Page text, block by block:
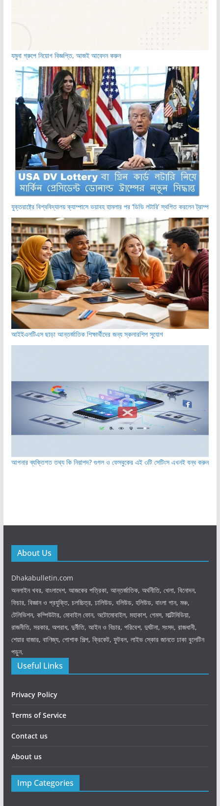
যমুনা গ্রুপে নিয়োগ বিজ্ঞপ্তি, আজই আবেদন করুন
যুক্তরাষ্ট্রে বিশ্ববিদ্যালয় ক্যাম্পাসে ভয়াবহ হামলার পর ‘ডিভি লটারি’ স্থগিত করলেন ট্রাম্প
আইইএলটিএস ছাড়া আন্তর্জাতিক শিক্ষার্থীদের জন্য স্কলারশিপ সুযোগ
আপনার ব্যক্তিগত তথ্য কি নিরাপদ? গুগল ও ফেসবুকের এই ৩টি সেটিংস এখনই বন্ধ করুন
About Us
Dhakabulletin.com
অনলাইন খবর, বাংলাদেশ, আজকের পত্রিকা, আন্তর্জাতিক, অর্থনীতি, খেলা, বিনোদন,
ফিচার, বিজ্ঞান ও প্রযুক্তি, চলচ্চিত্র, ঢালিউড, বলিউড, হলিউড, বাংলা গান, মঞ্চ,
টেলিভিশন, কম্পিউটার, মোবাইল ফোন, অটোমোবাইল, মহাকাশ, গেমস, মাল্টিমিডিয়া,
রাজনীতি, সরকার, অপরাধ, দুর্নীতি, আইন ও বিচার, পরিবেশ, দুর্ঘটনা, সংসদ, রাজধানী,
শেয়ার বাজার, বাণিজ্য, পোশাক শিল্প, ক্রিকেট, ফুটবল, লাইভ স্কোর জানতে ঢাকা বুলেটিন
পড়ুন.
Useful Links
Privacy Policy
Terms of Service
Contact us
About us
Imp Categories